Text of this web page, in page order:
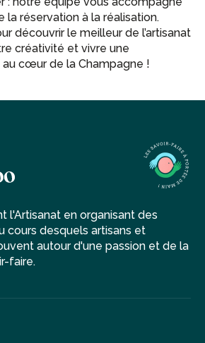
la réservation à la réalisation.
découvrir le meilleur de l’artisanat
créativité et vivre une
cœur de la Champagne !
l'Artisanat en organisant des
cours desquels artisans et
autour d'une passion et de la
faire.